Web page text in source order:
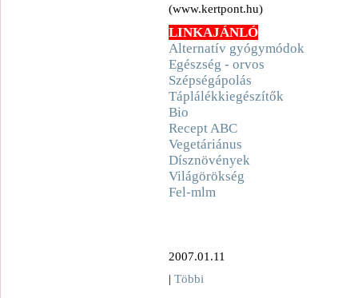
(www.kertpont.hu)
LINKAJÁNLÓ
Alternatív gyógymódok
Egészség - orvos
Szépségápolás
Táplálékkiegészítők
Bio
Recept ABC
Vegetáriánus
Dísznövények
Világörökség
Fel-mlm
2007.01.11
| Többi